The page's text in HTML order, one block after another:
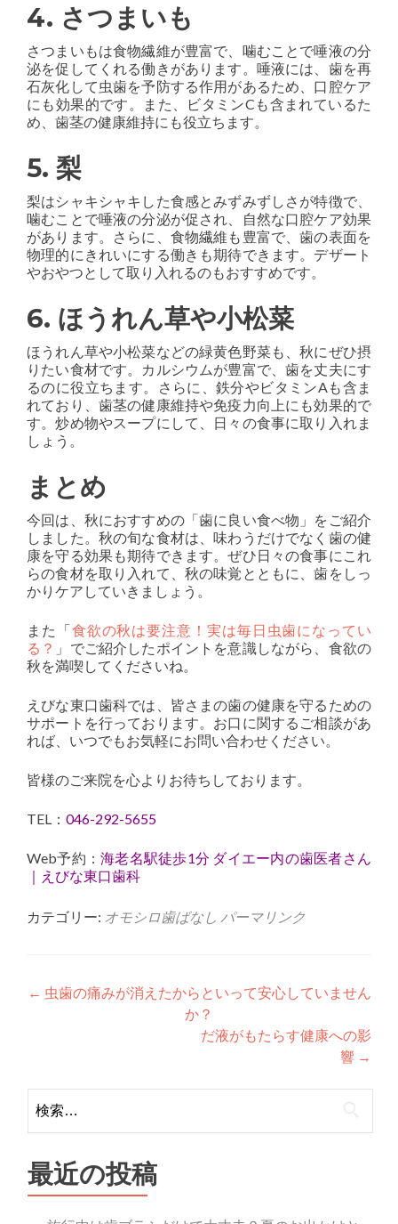
4. さつまいも
さつまいもは食物繊維が豊富で、噛むことで唾液の分
泌を促してくれる働きがあります。唾液には、歯を再
石灰化して虫歯を予防する作用があるため、口腔ケア
にも効果的です。また、ビタミンCも含まれているた
め、歯茎の健康維持にも役立ちます。
5. 梨
梨はシャキシャキした食感とみずみずしさが特徴で、
噛むことで唾液の分泌が促され、自然な口腔ケア効果
があります。さらに、食物繊維も豊富で、歯の表面を
物理的にきれいにする働きも期待できます。デザート
やおやつとして取り入れるのもおすすめです。
6. ほうれん草や小松菜
ほうれん草や小松菜などの緑黄色野菜も、秋にぜひ摂
りたい食材です。カルシウムが豊富で、歯を丈夫にす
るのに役立ちます。さらに、鉄分やビタミンAも含ま
れており、歯茎の健康維持や免疫力向上にも効果的で
す。炒め物やスープにして、日々の食事に取り入れま
しょう。
まとめ
今回は、秋におすすめの「歯に良い食べ物」をご紹介
しました。秋の旬な食材は、味わうだけでなく歯の健
康を守る効果も期待できます。ぜひ日々の食事にこれ
らの食材を取り入れて、秋の味覚とともに、歯をしっ
かりケアしていきましょう。
また「食欲の秋は要注意！実は毎日虫歯になってい
る？ 」でご紹介したポイントを意識しながら、食欲の
秋を満喫してくださいね。
えびな東口歯科では、皆さまの歯の健康を守るための
サポートを行っております。お口に関するご相談があ
れば、いつでもお気軽にお問い合わせください。
皆様のご来院を心よりお待ちしております。
TEL： 046-292-5655
Web予約：海老名駅徒歩1分 ダイエー内の歯医者さん
｜えびな東口歯科
カテゴリー: オモシロ歯ばなし パーマリンク
投
ビ
ゲ
シ
ョ
← 虫歯の痛みが消えたからといって安心していません
か？
だ液がもたらす健康への影
響 →
索:
最近の投稿